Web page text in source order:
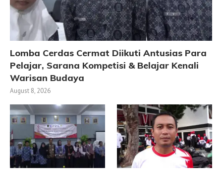
Lomba Cerdas Cermat Diikuti Antusias Para
Pelajar, Sarana Kompetisi & Belajar Kenali
Warisan Budaya
August 8, 2026